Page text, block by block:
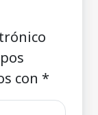
con *